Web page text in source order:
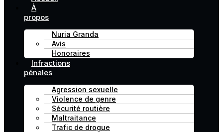
À
propos
Nuria Granda
Avis
Honoraires
Infractions
pénales
Agression sexuelle
Violence de genre
Sécurité routière
Maltraitance
Trafic de drogue